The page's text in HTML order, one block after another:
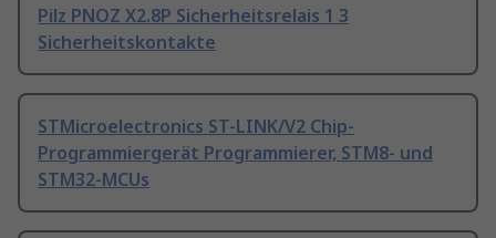
Pilz PNOZ X2.8P Sicherheitsrelais 1 3
Sicherheitskontakte
STMicroelectronics ST-LINK/V2 Chip-
Programmiergerät Programmierer, STM8- und
STM32-MCUs